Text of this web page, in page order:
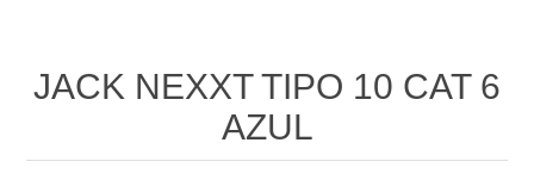
JACK NEXXT TIPO 10 CAT 6
AZUL